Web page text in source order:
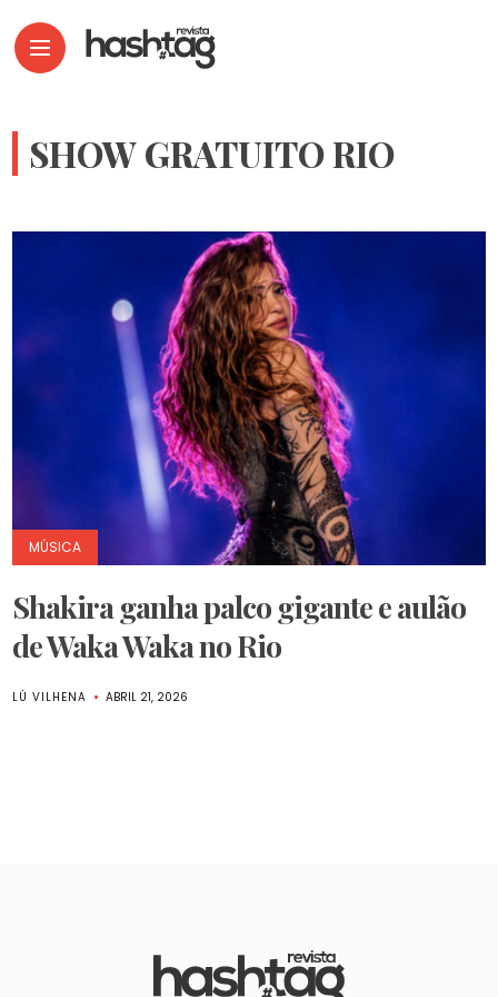
SHOW GRATUITO RIO
MÚSICA
Shakira ganha palco gigante e aulão
de Waka Waka no Rio
LÚ VILHENA ABRIL 21, 2026